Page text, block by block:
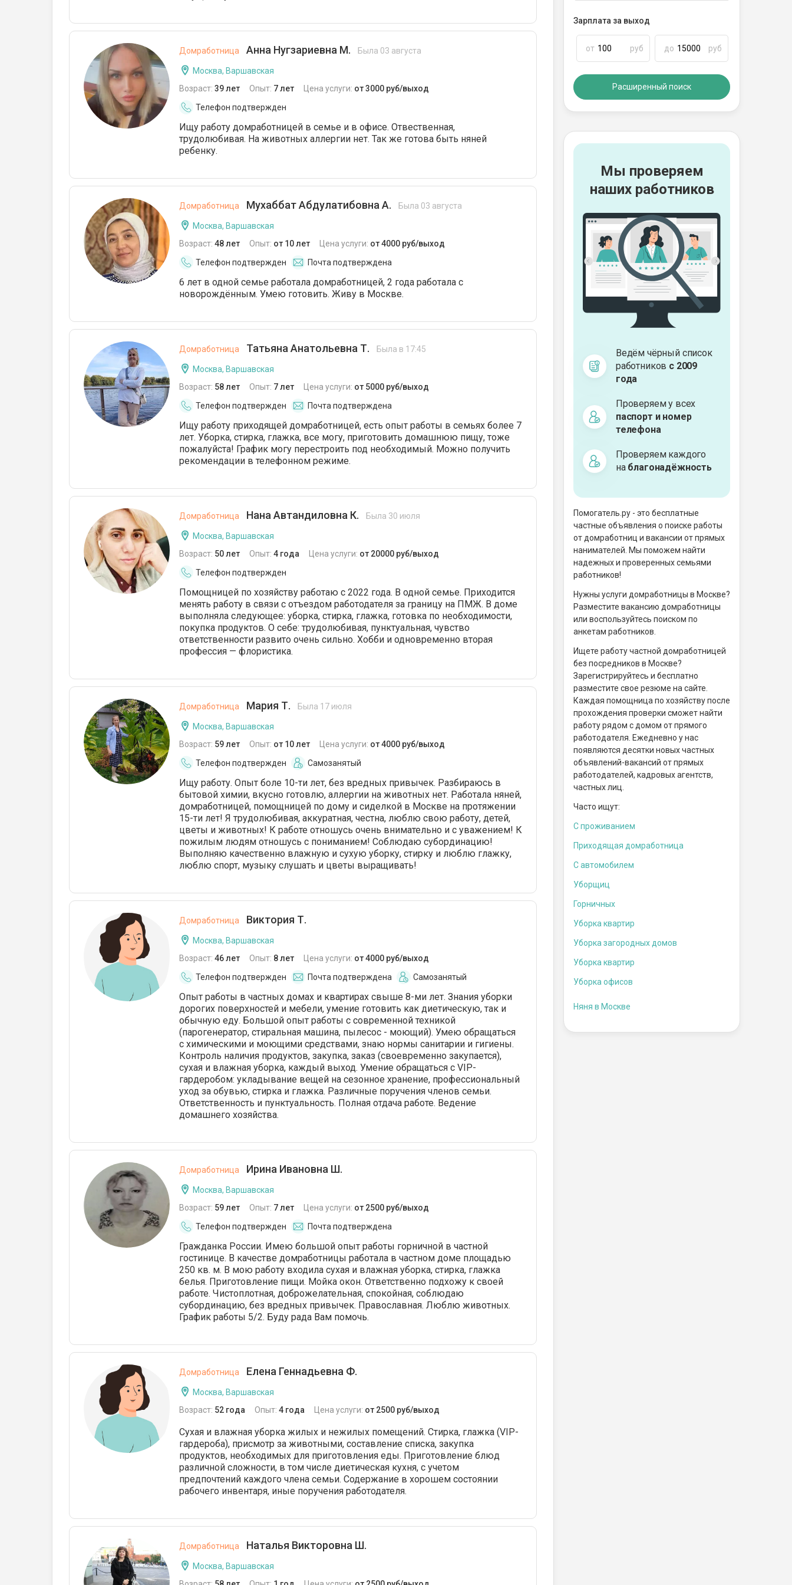
Уход за различными
Банкетная сервировка
стола
Домработница Анна Нугзариевна М. Была 03 августа
Москва, Варшавская
Возраст: 39 лет Опыт: 7 лет Цена услуги: от 3000 руб/выход
Телефон подтвержден
Ищу работу домработницей в семье и в офисе. Отвественная,
трудолюбивая. На животных аллергии нет. Так же готова быть няней
ребенку.
Домработница Мухаббат Абдулатибовна А. Была 03 августа
Москва, Варшавская
Возраст: 48 лет Опыт: от 10 лет Цена услуги: от 4000 руб/выход
Телефон подтвержден
Почта подтверждена
6 лет в одной семье работала домработницей, 2 года работала с
новорождённым. Умею готовить. Живу в Москве.
Домработница Татьяна Анатольевна Т. Была в 17:45
Москва, Варшавская
Возраст: 58 лет Опыт: 7 лет Цена услуги: от 5000 руб/выход
Телефон подтвержден
Почта подтверждена
Ищу работу приходящей домработницей, есть опыт работы в семьях более 7
лет. Уборка, стирка, глажка, все могу, приготовить домашнюю пищу, тоже
пожалуйста! График могу перестроить под необходимый. Можно получить
рекомендации в телефонном режиме.
Домработница Нана Автандиловна К. Была 30 июля
Москва, Варшавская
Возраст: 50 лет Опыт: 4 года Цена услуги: от 20000 руб/выход
Телефон подтвержден
Помощницей по хозяйству работаю с 2022 года. В одной семье. Приходится
менять работу в связи с отъездом работодателя за границу на ПМЖ. В доме
выполняла следующее: уборка, стирка, глажка, готовка по необходимости,
покупка продуктов. О себе: трудолюбивая, пунктуальная, чувство
ответственности развито очень сильно. Хобби и одновременно вторая
профессия — флористика.
Домработница Мария Т. Была 17 июля
Москва, Варшавская
Возраст: 59 лет Опыт: от 10 лет Цена услуги: от 4000 руб/выход
Телефон подтвержден
Самозанятый
Ищу работу. Опыт боле 10-ти лет, без вредных привычек. Разбираюсь в
бытовой химии, вкусно готовлю, аллергии на животных нет. Работала няней,
домработницей, помощницей по дому и сиделкой в Москве на протяжении
15-ти лет! Я трудолюбивая, аккуратная, честна, люблю свою работу, детей,
цветы и животных! К работе отношусь очень внимательно и с уважением! К
пожилым людям отношусь с пониманием! Соблюдаю субординацию!
Выполняю качественно влажную и сухую уборку, стирку и люблю глажку,
люблю спорт, музыку слушать и цветы выращивать!
Домработница Виктория Т.
Москва, Варшавская
Возраст: 46 лет Опыт: 8 лет Цена услуги: от 4000 руб/выход
Телефон подтвержден
Почта подтверждена Самозанятый
Опыт работы в частных домах и квартирах свыше 8-ми лет. Знания уборки
дорогих поверхностей и мебели, умение готовить как диетическую, так и
обычную еду. Большой опыт работы с современной техникой
(парогенератор, стиральная машина, пылесос - моющий). Умею обращаться
с химическими и моющими средствами, знаю нормы санитарии и гигиены.
Контроль наличия продуктов, закупка, заказ (своевременно закупается),
сухая и влажная уборка, каждый выход. Умение обращаться с VIP-
гардеробом: укладывание вещей на сезонное хранение, профессиональный
уход за обувью, стирка и глажка. Различные поручения членов семьи.
Ответственность и пунктуальность. Полная отдача работе. Ведение
домашнего хозяйства.
Домработница Ирина Ивановна Ш.
Москва, Варшавская
Возраст: 59 лет Опыт: 7 лет Цена услуги: от 2500 руб/выход
Телефон подтвержден
Почта подтверждена
Гражданка России. Имею большой опыт работы горничной в частной
гостинице. В качестве домработницы работала в частном доме площадью
250 кв. м. В мою работу входила сухая и влажная уборка, стирка, глажка
белья. Приготовление пищи. Мойка окон. Ответственно подхожу к своей
работе. Чистоплотная, доброжелательная, спокойная, соблюдаю
субординацию, без вредных привычек. Православная. Люблю животных.
График работы 5/2. Буду рада Вам помочь.
Домработница Елена Геннадьевна Ф.
Москва, Варшавская
Возраст: 52 года Опыт: 4 года Цена услуги: от 2500 руб/выход
Сухая и влажная уборка жилых и нежилых помещений. Стирка, глажка (VIP-
гардероба), присмотр за животными, составление списка, закупка
продуктов, необходимых для приготовления еды. Приготовление блюд
различной сложности, в том числе диетическая кухня, с учетом
предпочтений каждого члена семьи. Содержание в хорошем состоянии
рабочего инвентаря, иные поручения работодателя.
Домработница Наталья Викторовна Ш.
Москва, Варшавская
Зарплата за выход
от руб до руб
Расширенный поиск
Мы проверяем
наших работников
Ведём чёрный список
работников с 2009
года
Проверяем у всех
паспорт и номер
телефона
Проверяем каждого
на благонадёжность
Помогатель.ру - это бесплатные
частные объявления о поиске работы
от домработниц и вакансии от прямых
нанимателей. Мы поможем найти
надежных и проверенных семьями
работников!
Нужны услуги домработницы в Москве?
Разместите вакансию домработницы
или воспользуйтесь поиском по
анкетам работников.
Ищете работу частной домработницей
без посредников в Москве?
Зарегистрируйтесь и бесплатно
разместите свое резюме на сайте.
Каждая помощница по хозяйству после
прохождения проверки сможет найти
работу рядом с домом от прямого
работодателя. Ежедневно у нас
появляются десятки новых частных
объявлений-вакансий от прямых
работодателей, кадровых агентств,
частных лиц.
Часто ищут:
С проживанием
Приходящая домработница
С автомобилем
Уборщиц
Горничных
Уборка квартир
Уборка загородных домов
Уборка квартир
Уборка офисов
Няня в Москве